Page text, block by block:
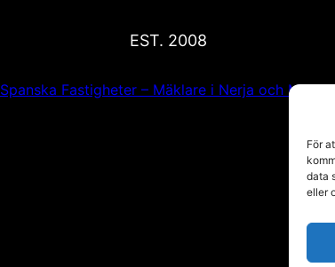
För
data
eller
EST. 2008
Spanska Fastigheter – Mäklare i Nerja och